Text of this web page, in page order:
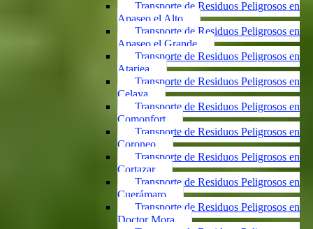
Transporte de Residuos Peligrosos en
Apaseo el Alto
Transporte de Residuos Peligrosos en
Apaseo el Grande
Transporte de Residuos Peligrosos en
Atarjea
Transporte de Residuos Peligrosos en
Celaya
Transporte de Residuos Peligrosos en
Comonfort
Transporte de Residuos Peligrosos en
Coroneo
Transporte de Residuos Peligrosos en
Cortazar
Transporte de Residuos Peligrosos en
Cuerámaro
Transporte de Residuos Peligrosos en
Doctor Mora